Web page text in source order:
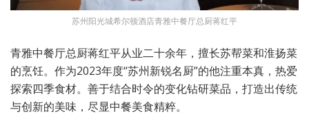
苏州阳光城希尔顿酒店青雅中餐厅总厨蒋红平
青雅中餐厅总厨蒋红平从业二十余年，擅长苏帮菜和淮扬菜
的烹饪。作为2023年度“苏州新锐名厨”的他注重本真，热爱
探索四季食材。善于结合时令的变化钻研菜品，打造出传统
与创新的美味，尽显中餐美食精粹。